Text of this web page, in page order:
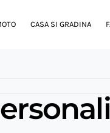
CASA SI GRADINA